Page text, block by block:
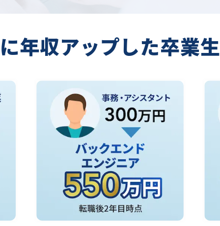
年収アップした卒業